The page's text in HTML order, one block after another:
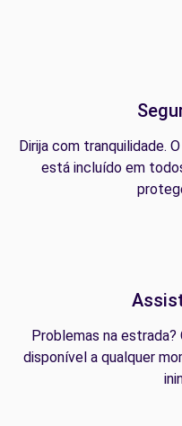
Dirija com tranquilidade.
está incluído em
Problemas na
disponível a qualquer